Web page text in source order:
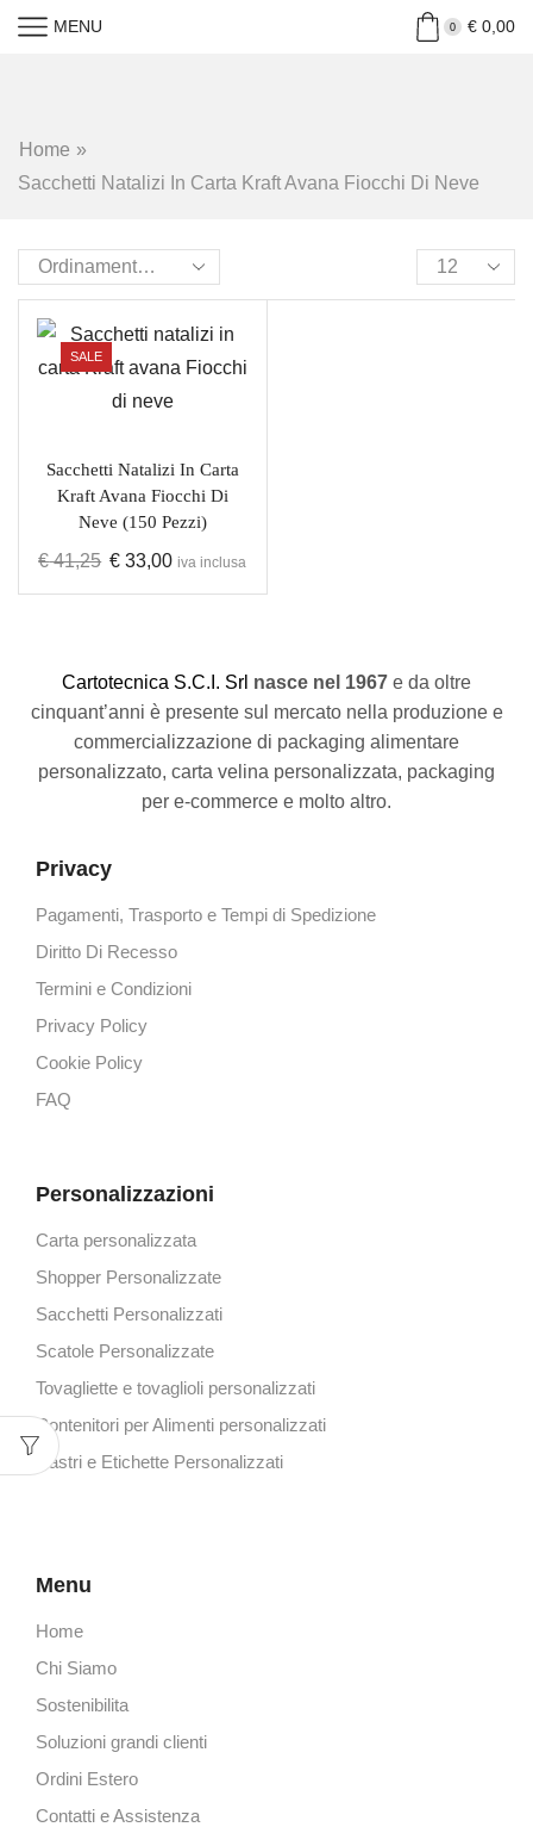
MENU 0 €0,00
Home »
Sacchetti Natalizi In Carta Kraft Avana Fiocchi Di Neve
SALE
Sacchetti Natalizi In Carta
Kraft Avana Fiocchi Di
Neve (150 Pezzi)
€41,25 € 33,00 iva inclusa
Cartotecnica S.C.I. Srl nasce nel 1967 e da oltre
cinquant’anni è presente sul mercato nella produzione e
commercializzazione di packaging alimentare
personalizzato, carta velina personalizzata, packaging
per e-commerce e molto altro.
Privacy
Pagamenti, Trasporto e Tempi di Spedizione
Diritto Di Recesso
Termini e Condizioni
Privacy Policy
Cookie Policy
FAQ
Personalizzazioni
Carta personalizzata
Shopper Personalizzate
Sacchetti Personalizzati
Scatole Personalizzate
Tovagliette e tovaglioli personalizzati
Contenitori per Alimenti personalizzati
Nastri e Etichette Personalizzati
Menu
Home
Chi Siamo
Sostenibilita
Soluzioni grandi clienti
Ordini Estero
Contatti e Assistenza